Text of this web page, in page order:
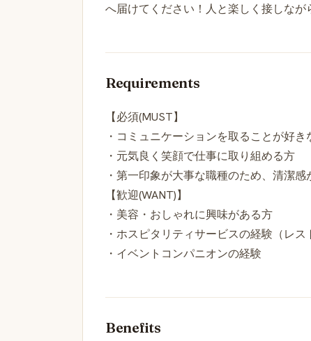
へ届けてください！人と楽しく接しなが
Requirements
【必須(MUST】
・コミュニケーションを取ることが好き
・元気良く笑顔で仕事に取り組める方
・第一印象が大事な職種のため、清潔
【歓迎(WANT)】
・美容・おしゃれに興味がある方
・ホスピタリティサービスの経験（レ
・イベントコンパニオンの経験
Benefits